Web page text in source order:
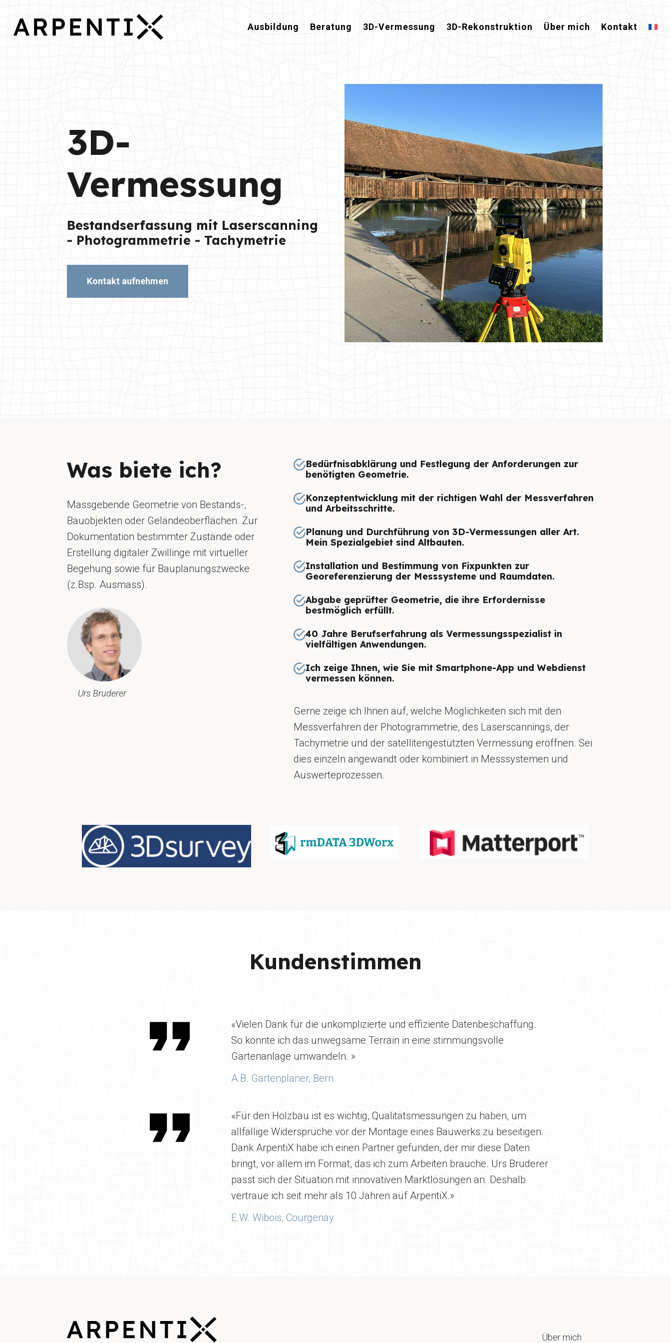
Ausbildung Beratung 3D-Vermessung 3D-Rekonstruktion Über mich Kontakt
3D-
Vermessung
Bestandserfassung mit Laserscanning
- Photogrammetrie - Tachymetrie
Kontakt aufnehmen
Was biete ich?
Massgebende Geometrie von Bestands-,
Bauobjekten oder Geländeoberflächen. Zur
Dokumentation bestimmter Zustände oder
Erstellung digitaler Zwillinge mit virtueller
Begehung sowie für Bauplanungszwecke
(z.Bsp. Ausmass).
Urs Bruderer
Bedürfnisabklärung und Festlegung der Anforderungen zur
benötigten Geometrie.
Konzeptentwicklung mit der richtigen Wahl der Messverfahren
und Arbeitsschritte.
Planung und Durchführung von 3D-Vermessungen aller Art.
Mein Spezialgebiet sind Altbauten.
Installation und Bestimmung von Fixpunkten zur
Georeferenzierung der Messsysteme und Raumdaten.
Abgabe geprüfter Geometrie, die ihre Erfordernisse
bestmöglich erfüllt.
40 Jahre Berufserfahrung als Vermessungsspezialist in
vielfältigen Anwendungen.
Ich zeige Ihnen, wie Sie mit Smartphone-App und Webdienst
vermessen können.
Gerne zeige ich Ihnen auf, welche Möglichkeiten sich mit den
Messverfahren der Photogrammetrie, des Laserscannings, der
Tachymetrie und der satellitengestützten Vermessung eröffnen. Sei
dies einzeln angewandt oder kombiniert in Messsystemen und
Auswerteprozessen.
Kundenstimmen
«Vielen Dank für die unkomplizierte und effiziente Datenbeschaffung.
So konnte ich das unwegsame Terrain in eine stimmungsvolle
Gartenanlage umwandeln. »
A.B. Gartenplaner, Bern
«Für den Holzbau ist es wichtig, Qualitätsmessungen zu haben, um
allfällige Widersprüche vor der Montage eines Bauwerks zu beseitigen.
Dank ArpentiX habe ich einen Partner gefunden, der mir diese Daten
bringt, vor allem im Format, das ich zum Arbeiten brauche. Urs Bruderer
passt sich der Situation mit innovativen Marktlösungen an. Deshalb
vertraue ich seit mehr als 10 Jahren auf ArpentiX.»
E.W. Wibois, Courgenay
Über mich